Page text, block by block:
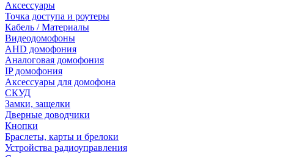
Аксессуары
Точка доступа и роутеры
Кабель / Материалы
Видеодомофоны
AHD домофония
Аналоговая домофония
IP домофония
Аксессуары для домофона
СКУД
Замки, защелки
Дверные доводчики
Кнопки
Браслеты, карты и брелоки
Устройства радиоуправления